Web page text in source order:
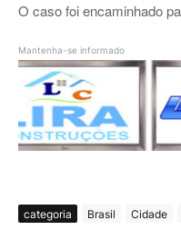
O caso foi encaminhado
Mantenha-se informado
categoria Brasil Cidade